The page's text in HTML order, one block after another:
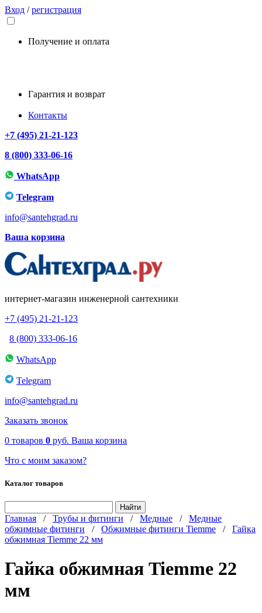
Вход /регистрация
Получение и оплата
Гарантия и возврат
Контакты
+7 (495) 21-21-123
8 (800) 333-06-16
WhatsApp
Telegram
info@santehgrad.ru
Ваша корзина
интернет-магазин инженерной сантехники
+7 (495) 21-21-123
8 (800) 333-06-16
WhatsApp
Telegram
info@santehgrad.ru
Заказать звонок
0 товаров 0 руб. Ваша корзина
Что с моим заказом?
Каталог товаров
Главная / Трубы и фитинги / Медные / Медные
обжимные фитинги / Обжимные фитинги Tiemme / Гайка
обжимная Tiemme 22 мм
Гайка обжимная Tiemme 22
мм